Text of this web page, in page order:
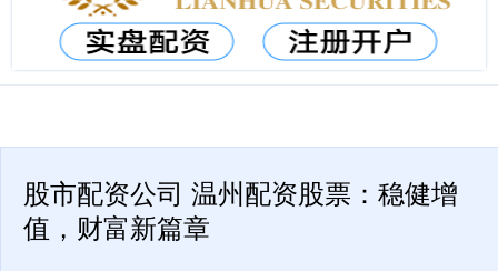
股市配资公司 温州配资股票：稳健增
值，财富新篇章